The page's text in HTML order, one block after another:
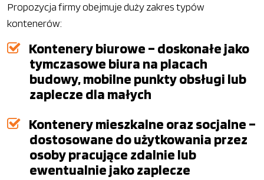
Propozycja firmy obejmuje duży zakres typów
kontenerów:
Kontenery biurowe – doskonałe jako
tymczasowe biura na placach
budowy, mobilne punkty obsługi lub
zaplecze dla małych
Kontenery mieszkalne oraz socjalne –
dostosowane do użytkowania przez
osoby pracujące zdalnie lub
ewentualnie jako zaplecze